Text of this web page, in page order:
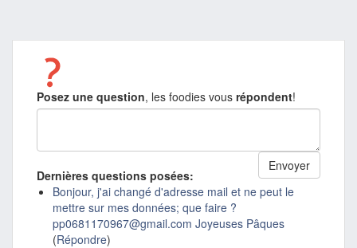
Posez une question, les foodies vous répondent!
Dernières questions posées:
Bonjour, j'ai changé d'adresse mail et ne peut le
mettre sur mes données; que faire ?
pp0681170967@gmail.com Joyeuses Pâques
(Répondre)